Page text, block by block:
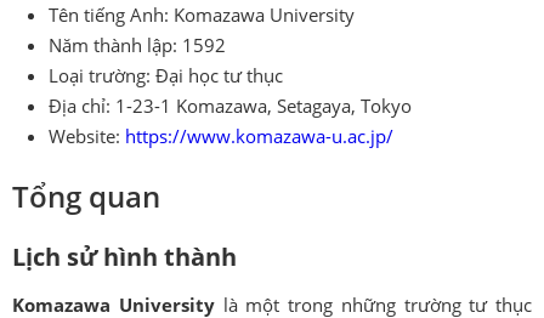
Tên tiếng Anh: Komazawa University
Năm thành lập: 1592
Loại trường: Đại học tư thục
Địa chỉ: 1-23-1 Komazawa, Setagaya, Tokyo
Website: https://www.komazawa-u.ac.jp/
Tổng quan
Lịch sử hình thành
Komazawa University là một trong những trường tư thục